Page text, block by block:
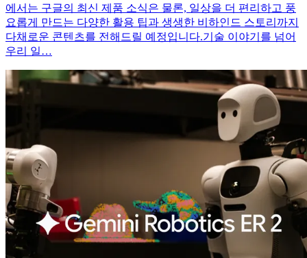
에서는 구글의 최신 제품 소식은 물론, 일상을 더 편리하고 풍
요롭게 만드는 다양한 활용 팁과 생생한 비하인드 스토리까지
다채로운 콘텐츠를 전해드릴 예정입니다.기술 이야기를 넘어
우리 일…